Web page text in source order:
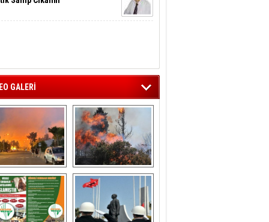
GALERİ
‘da  otluk
alanda çıkan
yangın evlere
sıçramadan
söndürüldü
Aliağa'nın Ciğerleri